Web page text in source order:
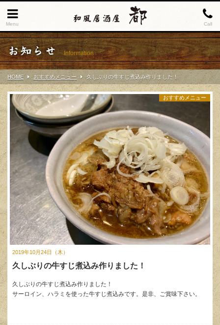
Menu Call
お知らせ Information
HOME おすすめメニュー 久しぶりの牛すじ煮込み作りました！
2019年10月24日（木）
おすすめメニュー
久しぶりの牛すじ煮込み作りました！
久しぶりの牛すじ煮込み作りました！
サーロイン、ハラミを使った牛すじ煮込みです。是非、ご賞味下さい。